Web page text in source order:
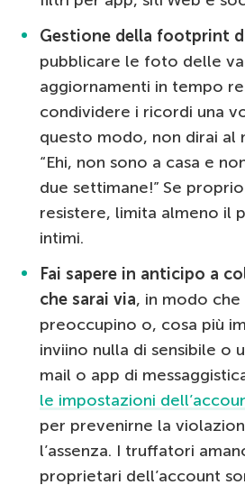
Gestione della footprint
pubblicare le foto delle
aggiornamenti in tempo
condividere i ricordi una
questo modo, non dirai al
“Ehi, non sono a casa e
due settimane!” Se
resistere, limita almeno il
intimi.
Fai sapere in anticipo a
che sarai via, in modo che
preoccupino o, cosa più
inviino nulla di sensibile o
mail o app di
le impostazioni
per prevenirne la
l’assenza. I truffatori
proprietari dell’account